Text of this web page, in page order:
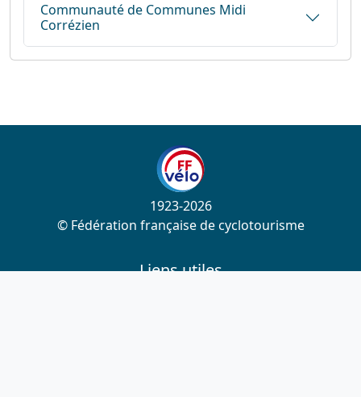
Communauté de Communes Midi
Corrézien
1923-2026
© Fédération française de cyclotourisme
Liens utiles